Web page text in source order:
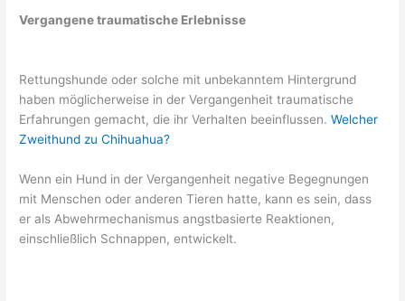
Vergangene traumatische Erlebnisse
Rettungshunde oder solche mit unbekanntem Hintergrund
haben möglicherweise in der Vergangenheit traumatische
Erfahrungen gemacht, die ihr Verhalten beeinflussen.Welcher
Zweithund zu Chihuahua?
Wenn ein Hund in der Vergangenheit negative Begegnungen
mit Menschen oder anderen Tieren hatte, kann es sein, dass
er als Abwehrmechanismus angstbasierte Reaktionen,
einschließlich Schnappen, entwickelt.